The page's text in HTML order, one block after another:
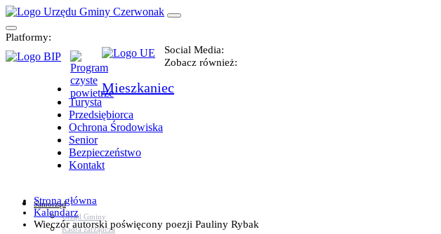
Platformy:
Social Media:
Zobacz również:
Mieszkaniec
Turysta
Przedsiębiorca
Ochrona Środowiska
Senior
Bezpieczeństwo
Kontakt
Samorząd
Urząd Gminy
Kadra zarządcza
Strona główna
Kalendarz
Wieczór autorski poświęcony poezji Pauliny Rybak